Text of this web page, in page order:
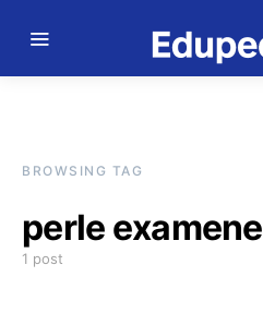
BROWSING TAG
perle examene
1 post